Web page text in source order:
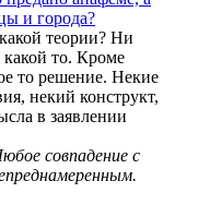
и города?
теории? Ни
то. Кроме
то решение. Некие
некий конструкт,
в заявлении
совпадение с